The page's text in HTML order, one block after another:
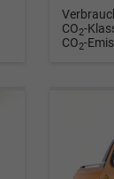
CO2-
CO2-